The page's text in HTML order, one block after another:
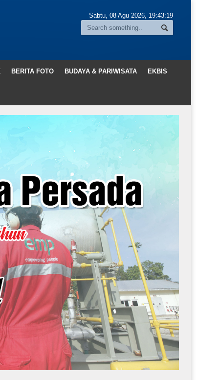
Sabtu, 08 Agu 2026, 19:43:20
BERITA FOTO BUDAYA & PARIWISATA EKBIS